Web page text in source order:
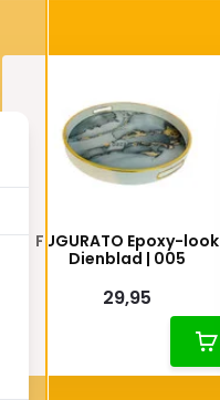
FUGURATO Epoxy-look
Dienblad | 005
29,95